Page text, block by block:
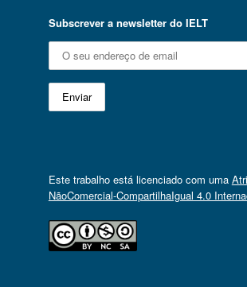
Subscrever a newsletter do IELT
Este trabalho está licenciado com uma
NãoComercial-CompartilhaIgual 4.0